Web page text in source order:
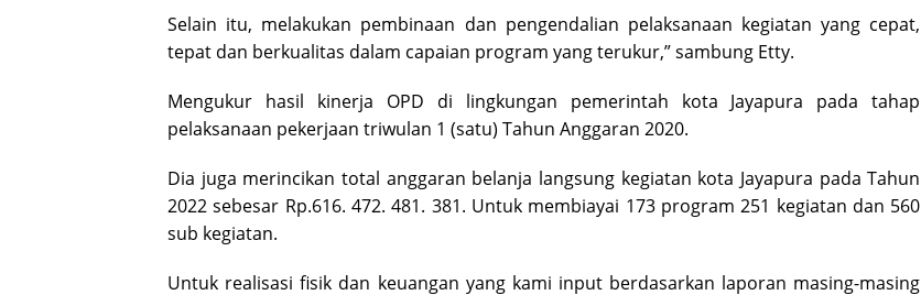
Selain itu, melakukan pembinaan dan pengendalian pelaksanaan kegiatan yang cepat,
tepat dan berkualitas dalam capaian program yang terukur,” sambung Etty.
Mengukur hasil kinerja OPD di lingkungan pemerintah kota Jayapura pada tahap
pelaksanaan pekerjaan triwulan 1 (satu) Tahun Anggaran 2020.
Dia juga merincikan total anggaran belanja langsung kegiatan kota Jayapura pada Tahun
2022 sebesar Rp.616. 472. 481. 381. Untuk membiayai 173 program 251 kegiatan dan 560
sub kegiatan.
Untuk realisasi fisik dan keuangan yang kami input berdasarkan laporan masing-masing